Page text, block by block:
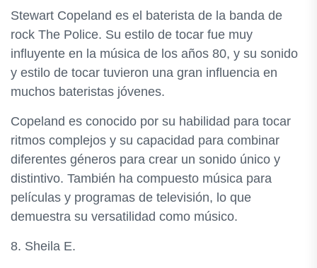
Stewart Copeland es el baterista de la banda de
rock The Police. Su estilo de tocar fue muy
influyente en la música de los años 80, y su sonido
y estilo de tocar tuvieron una gran influencia en
muchos bateristas jóvenes.
Copeland es conocido por su habilidad para tocar
ritmos complejos y su capacidad para combinar
diferentes géneros para crear un sonido único y
distintivo. También ha compuesto música para
películas y programas de televisión, lo que
demuestra su versatilidad como músico.
8. Sheila E.